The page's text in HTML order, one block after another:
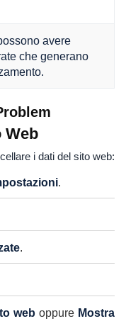
avere
che generano
Web
i dati del sito web:
.
.
web oppure Mostra